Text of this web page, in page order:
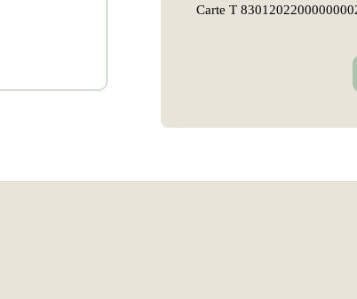
Carte T